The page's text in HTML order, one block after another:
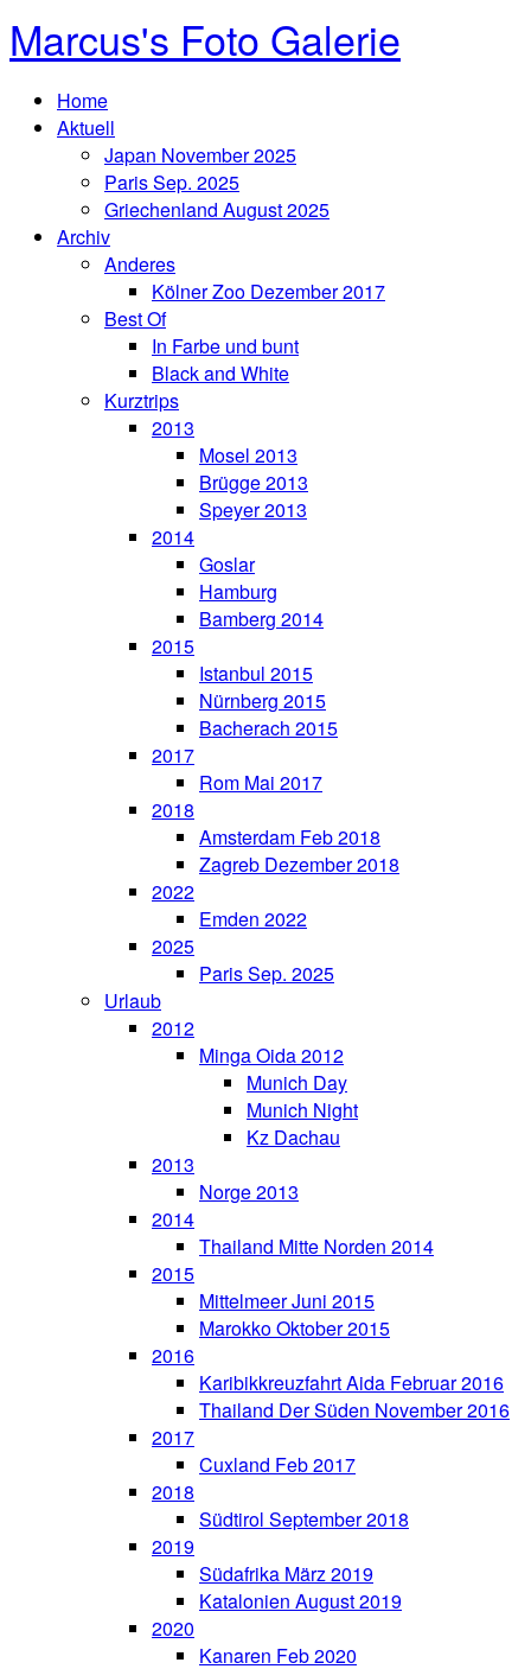
Marcus's Foto Galerie
Home
Aktuell
Japan November 2025
Paris Sep. 2025
Griechenland August 2025
Archiv
Anderes
Kölner Zoo Dezember 2017
Best Of
In Farbe und bunt
Black and White
Kurztrips
2013
Mosel 2013
Brügge 2013
Speyer 2013
2014
Goslar
Hamburg
Bamberg 2014
2015
Istanbul 2015
Nürnberg 2015
Bacherach 2015
2017
Rom Mai 2017
2018
Amsterdam Feb 2018
Zagreb Dezember 2018
2022
Emden 2022
2025
Paris Sep. 2025
Urlaub
2012
Minga Oida 2012
Munich Day
Munich Night
Kz Dachau
2013
Norge 2013
2014
Thailand Mitte Norden 2014
2015
Mittelmeer Juni 2015
Marokko Oktober 2015
2016
Karibikkreuzfahrt Aida Februar 2016
Thailand Der Süden November 2016
2017
Cuxland Feb 2017
2018
Südtirol September 2018
2019
Südafrika März 2019
Katalonien August 2019
2020
Kanaren Feb 2020